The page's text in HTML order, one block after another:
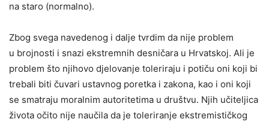
na staro (normalno).
Zbog svega navedenog i dalje tvrdim da nije problem
u brojnosti i snazi ekstremnih desničara u Hrvatskoj. Ali je
problem što njihovo djelovanje toleriraju i potiču oni koji bi
trebali biti čuvari ustavnog poretka i zakona, kao i oni koji
se smatraju moralnim autoritetima u društvu. Njih učiteljica
života očito nije naučila da je toleriranje ekstremističkog